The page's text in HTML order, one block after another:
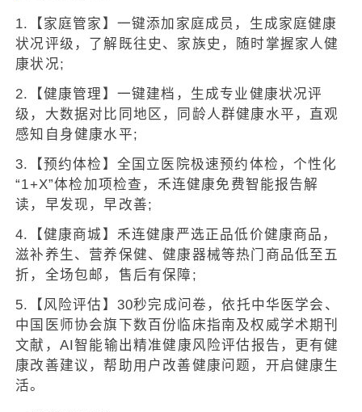
1.【家庭管家】一键添加家庭成员，生成家庭健康
状况评级，了解既往史、家族史，随时掌握家人健
康状况;
2.【健康管理】一键建档，生成专业健康状况评
级，大数据对比同地区，同龄人群健康水平，直观
感知自身健康水平;
3.【预约体检】全国立医院极速预约体检，个性化
“1+X”体检加项检查，禾连健康免费智能报告解
读，早发现，早改善;
4.【健康商城】禾连健康严选正品低价健康商品，
滋补养生、营养保健、健康器械等热门商品低至五
折，全场包邮，售后有保障;
5.【风险评估】30秒完成问卷，依托中华医学会、
中国医师协会旗下数百份临床指南及权威学术期刊
文献，AI智能输出精准健康风险评估报告，更有健
康改善建议，帮助用户改善健康问题，开启健康生
活。